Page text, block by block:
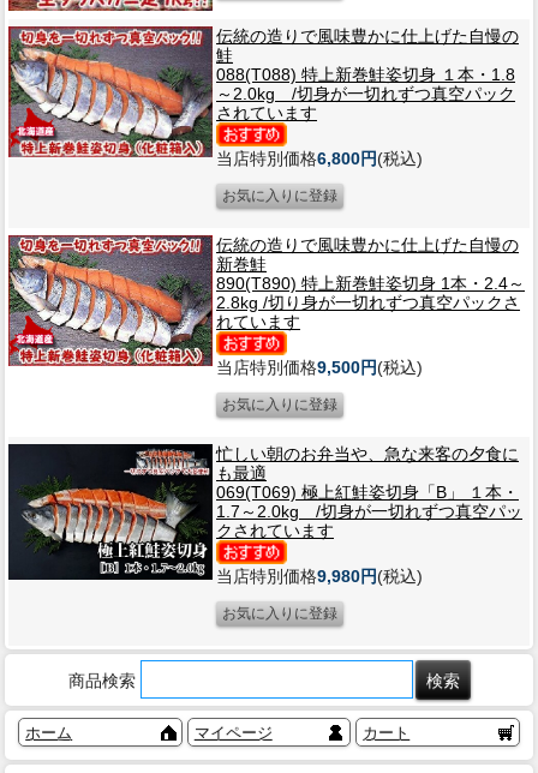
伝統の造りで風味豊かに仕上げた自慢の
鮭
088(T088) 特上新巻鮭姿切身 １本・1.8
～2.0kg /切身が一切れずつ真空パック
されています
当店特別価格6,800円(税込)
伝統の造りで風味豊かに仕上げた自慢の
新巻鮭
890(T890) 特上新巻鮭姿切身 1本・2.4～
2.8kg /切り身が一切れずつ真空パックさ
れています
当店特別価格9,500円(税込)
忙しい朝のお弁当や、急な来客の夕食に
も最適
069(T069) 極上紅鮭姿切身「B」 １本・
1.7～2.0kg /切身が一切れずつ真空パッ
クされています
当店特別価格9,980円(税込)
商品検索
ホーム マイページ カート